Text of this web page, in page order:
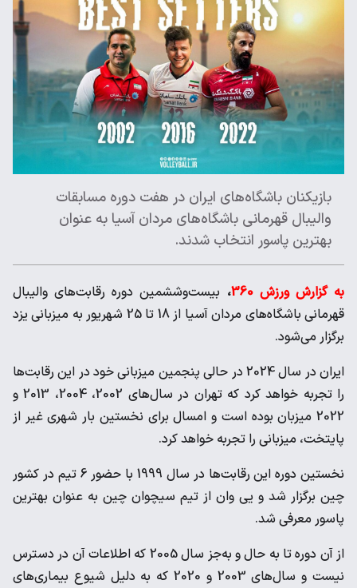
بازیکنان باشگاه‌های ایران در هفت دوره مسابقات
والیبال قهرمانی باشگاه‌های مردان آسیا به عنوان
بهترین پاسور انتخاب شدند.
به گزارش ورزش 360 ، بیست‌وششمین دوره رقابت‌های والیبال
قهرمانی باشگاه‌های مردان آسیا از 18 تا 25 شهریور به میزبانی یزد
برگزار می‌شود.
ایران در سال 2024 در حالی پنجمین میزبانی خود در این رقابت‌ها
را تجربه خواهد کرد که تهران در سال‌های 2002، 2004، 2013 و
2022 میزبان بوده است و امسال برای نخستین بار شهری غیر از
پایتخت، میزبانی را تجربه خواهد کرد.
نخستین دوره این رقابت‌ها در سال 1999 با حضور 6 تیم در کشور
چین برگزار شد و یی وان از تیم سیچوان چین به عنوان بهترین
پاسور معرفی شد.
از آن دوره تا به حال و به‌جز سال 2005 که اطلاعات آن در دسترس
نیست و سال‌های 2003 و 2020 که به دلیل شیوع بیماری‌های